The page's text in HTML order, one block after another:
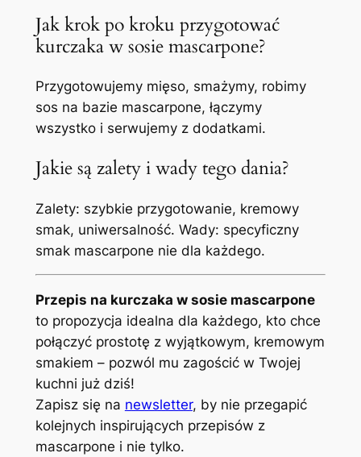
Jak krok po kroku przygotować
kurczaka w sosie mascarpone?
Przygotowujemy mięso, smażymy, robimy
sos na bazie mascarpone, łączymy
wszystko i serwujemy z dodatkami.
Jakie są zalety i wady tego dania?
Zalety: szybkie przygotowanie, kremowy
smak, uniwersalność. Wady: specyficzny
smak mascarpone nie dla każdego.
Przepis na kurczaka w sosie mascarpone
to propozycja idealna dla każdego, kto chce
połączyć prostotę z wyjątkowym, kremowym
smakiem – pozwól mu zagościć w Twojej
kuchni już dziś!
Zapisz się na newsletter, by nie przegapić
kolejnych inspirujących przepisów z
mascarpone i nie tylko.